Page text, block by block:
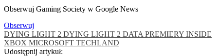
Obserwuj Gaming Society w Google News
Obserwuj
DYING LIGHT 2 DYING LIGHT 2 DATA PREMIERY INSIDE
XBOX MICROSOFT TECHLAND
Udostępnij artykuł: